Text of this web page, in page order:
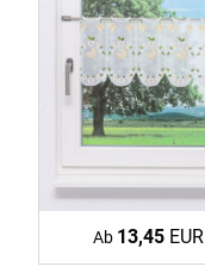
Ab 13,45EUR